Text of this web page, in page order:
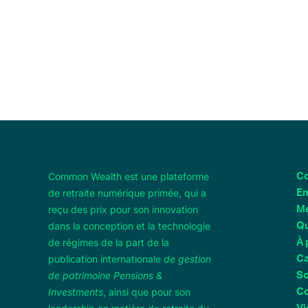
Common Wealth est une plateforme
de retraite numérique primée, qui a
reçu des prix pour son innovation
dans la conception et la technologie
de régimes de la part de la
publication internationale de gestion
de patrimoine Pensions &
Investments , ainsi que pour son
À